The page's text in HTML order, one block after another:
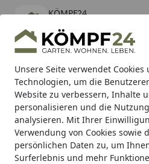
Unsere Seite verwendet
Technologien, um die
Website zu verbessern, Inhalte
personalisieren und die
analysieren. Mit Ihrer
Verwendung von Cookies sowie
persönlichen Daten zu, um
Surferlebnis und mehr
KÖMPF24
kostenlos - Im App Store
Alle Produkte
Mein Konto
Suchen
Karibu Pools inkl. gratis
Starterset